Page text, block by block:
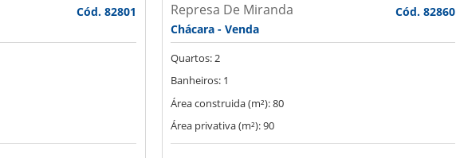
Cód. 82801
Represa De Miranda
Cód. 82860
Chácara - Venda
Quartos: 2
Banheiros: 1
Área construida (m²): 80
Área privativa (m²): 90